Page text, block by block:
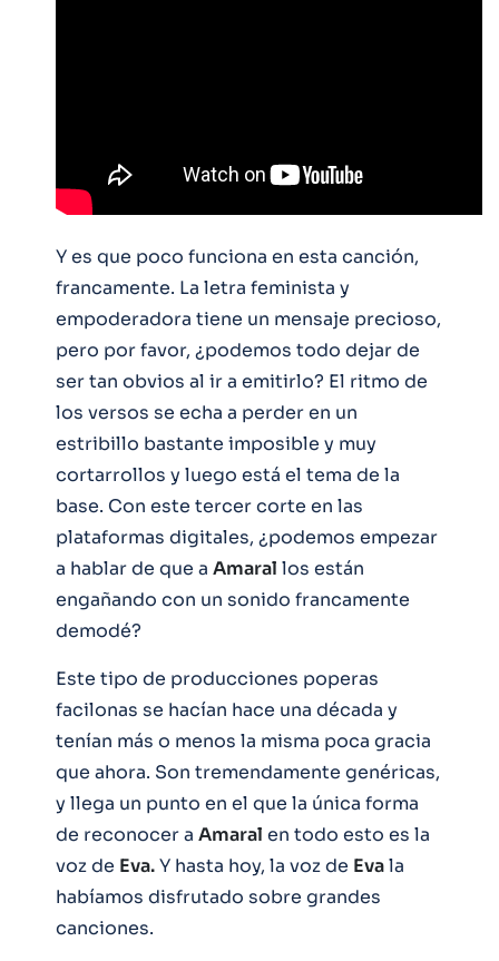
Y es que poco funciona en esta canción,
francamente. La letra feminista y
empoderadora tiene un mensaje precioso,
pero por favor, ¿podemos todo dejar de
ser tan obvios al ir a emitirlo? El ritmo de
los versos se echa a perder en un
estribillo bastante imposible y muy
cortarrollos y luego está el tema de la
base. Con este tercer corte en las
plataformas digitales, ¿podemos empezar
a hablar de que a Amaral los están
engañando con un sonido francamente
demodé?
Este tipo de producciones poperas
facilonas se hacían hace una década y
tenían más o menos la misma poca gracia
que ahora. Son tremendamente genéricas,
y llega un punto en el que la única forma
de reconocer a Amaral en todo esto es la
voz de Eva.Y hasta hoy, la voz de Evala
habíamos disfrutado sobre grandes
canciones.